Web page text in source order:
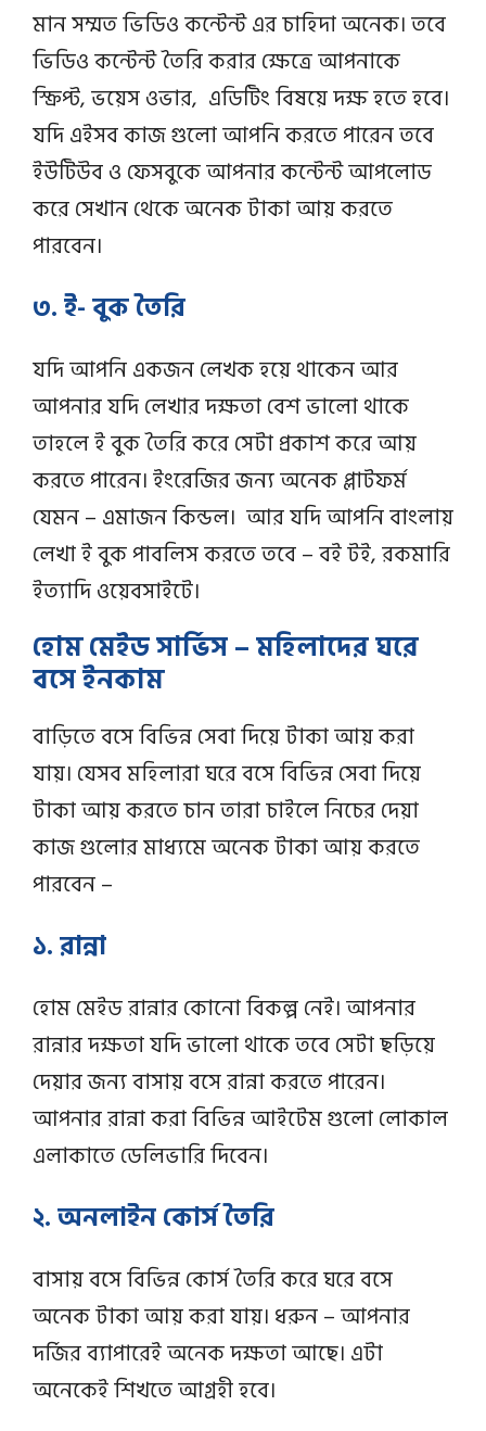
মান সম্মত ভিডিও কন্টেন্ট এর চাহিদা অনেক। তবে
ভিডিও কন্টেন্ট তৈরি করার ক্ষেত্রে আপনাকে
স্ক্রিপ্ট, ভয়েস ওভার, এডিটিং বিষয়ে দক্ষ হতে হবে।
যদি এইসব কাজ গুলো আপনি করতে পারেন তবে
ইউটিউব ও ফেসবুকে আপনার কন্টেন্ট আপলোড
করে সেখান থেকে অনেক টাকা আয় করতে
পারবেন।
৩. ই- বুক তৈরি
যদি আপনি একজন লেখক হয়ে থাকেন আর
আপনার যদি লেখার দক্ষতা বেশ ভালো থাকে
তাহলে ই বুক তৈরি করে সেটা প্রকাশ করে আয়
করতে পারেন। ইংরেজির জন্য অনেক প্লাটফর্ম
যেমন – এমাজন কিন্ডল। আর যদি আপনি বাংলায়
লেখা ই বুক পাবলিস কর‍তে তবে – বই টই, রকমারি
ইত্যাদি ওয়েবসাইটে।
হোম মেইড সার্ভিস – মহিলাদের ঘরে
বসে ইনকাম
বাড়িতে বসে বিভিন্ন সেবা দিয়ে টাকা আয় করা
যায়। যেসব মহিলারা ঘরে বসে বিভিন্ন সেবা দিয়ে
টাকা আয় করতে চান তারা চাইলে নিচের দেয়া
কাজ গুলোর মাধ্যমে অনেক টাকা আয় করতে
পারবেন –
১. রান্না
হোম মেইড রান্নার কোনো বিকল্প নেই। আপনার
রান্নার দক্ষতা যদি ভালো থাকে তবে সেটা ছড়িয়ে
দেয়ার জন্য বাসায় বসে রান্না করতে পারেন।
আপনার রান্না করা বিভিন্ন আইটেম গুলো লোকাল
এলাকাতে ডেলিভারি দিবেন।
২. অনলাইন কোর্স তৈরি
বাসায় বসে বিভিন্ন কোর্স তৈরি করে ঘরে বসে
অনেক টাকা আয় করা যায়। ধরুন – আপনার
দর্জির ব্যাপারেই অনেক দক্ষতা আছে। এটা
অনেকেই শিখতে আগ্রহী হবে।